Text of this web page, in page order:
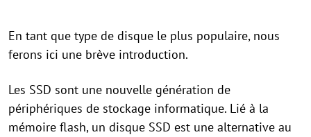
En tant que type de disque le plus populaire, nous
ferons ici une brève introduction.
Les SSD sont une nouvelle génération de
périphériques de stockage informatique. Lié à la
mémoire flash, un disque SSD est une alternative au